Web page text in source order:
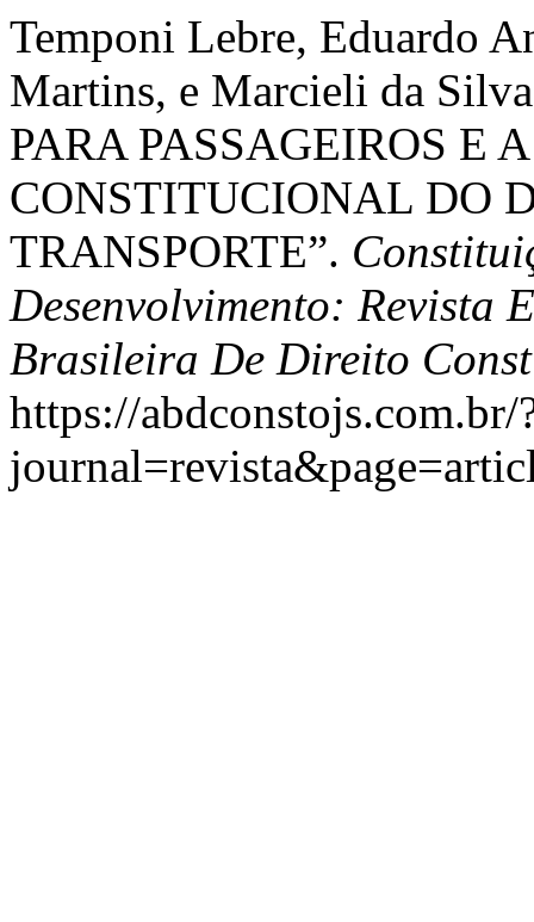
Temponi Lebre, Eduardo
Martins, e Marcieli da
PARA PASSAGEIROS E
CONSTITUCIONAL DO
TRANSPORTE”.
Desenvolvimento: Revista
Brasileira De Direito
https://abdconstojs.com.br/